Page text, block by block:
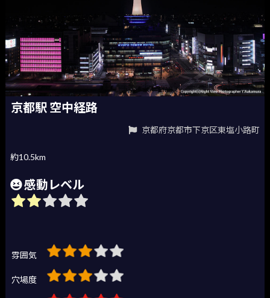
京都駅 空中経路
京都府京都市下京区東塩小路町
約10.5km
感動レベル
雰囲気
穴場度